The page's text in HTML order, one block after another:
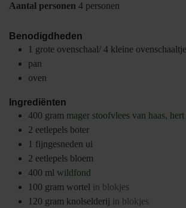
Aantal personen 4 personen
Benodigdheden
1 grote ovenschaal/ 4 kleine
pan
oven
Ingrediënten
400 gram mager stoofvlees van haas,
2 eetlepels boter
1 fijngesneden ui
2 eetlepels bloem
400 ml wildfond
100 gram wortel in blokjes
120 gram knolselderij in blokjes